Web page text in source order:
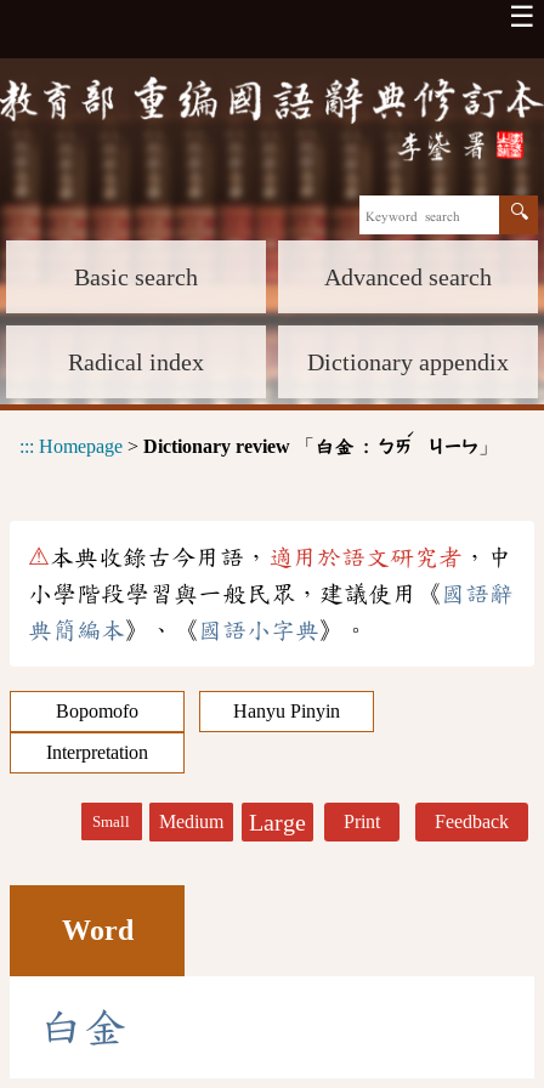
☰
Basic search Advanced search
Radical index Dictionary appendix
::: Homepage > Dictionary review 「 白金 : ㄅㄞ
ˊ
ㄐㄧㄣ 」
⚠本典收錄古今用語， 適用於語文研究者 ，中
小學階段學習與一般民眾，建議使用《 國語辭
典簡編本》、《 國語小字典》。
Bopomofo
Hanyu Pinyin
Interpretation
Small Medium Large Print Feedback
Word
白 金